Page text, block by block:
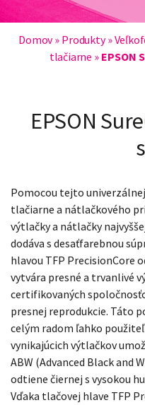
Domov» Produkty»
tlačiarne » EPSON
EPSON
Pomocou tejto
tlačiarne a nátlačkového
výtlačky a nátlačky
dodáva s desaťfarebnou
hlavou TFP PrecisionCore
vytvára presné a trvanlivé
certifikovaných
presnej reprodukcie. Táto
celým radom ľahko
vynikajúcich výtlačkov
ABW (Advanced Black and
odtiene čiernej s vysokou
Vďaka tlačovej hlave TFP